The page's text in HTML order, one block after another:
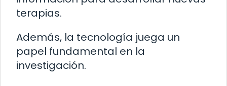
terapias.
Además, la tecnología juega un
papel fundamental en la
investigación.